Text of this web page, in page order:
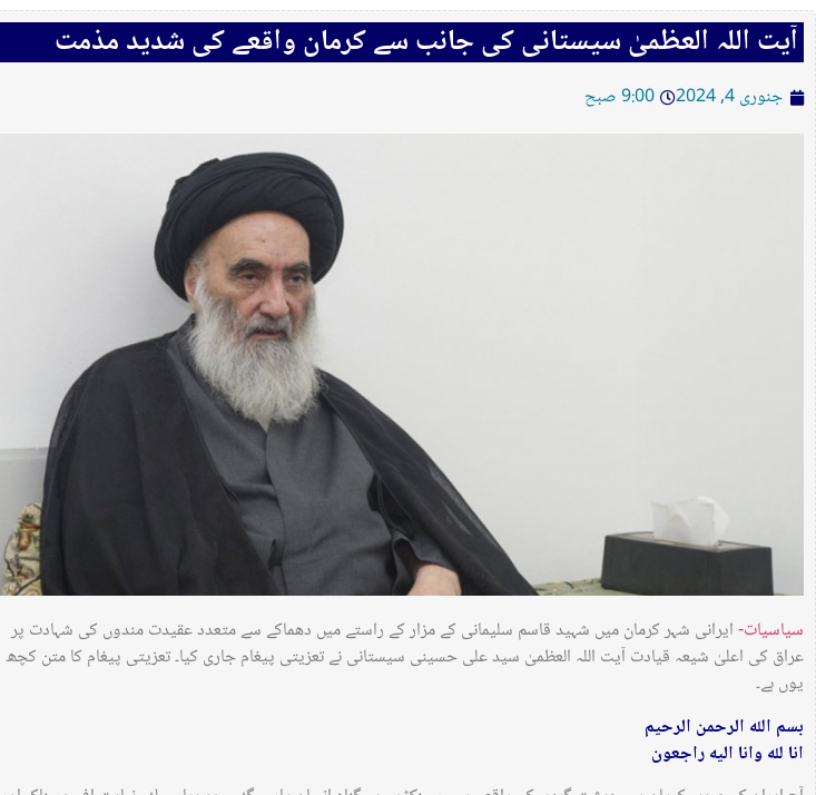
آيت اللہ العظمیٰ سیستانی کی جانب سے کرمان واقعے کی شدید مذمت
جنوری 4, 2024 9:00 صبح
سیاسیات-ایرانی شہر کرمان میں شہید قاسم سلیمانی کے مزار کے راستے میں دھماکے سے متعدد عقیدت مندوں کی شہادت پر
عراق کی اعلیٰ شیعہ قیادت آيت اللہ العظمیٰ سید علی حسینی سیستانی نے تعزیتی پیغام جاری کیا۔ تعزیتی پیغام کا متن کچھ
یوں ہے۔
بسم الله الرحمن الرحیم
انا لله وانا الیه راجعون